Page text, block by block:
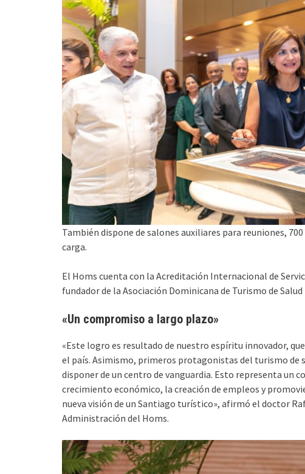
También dispone de salones auxiliares para reuniones,
carga.
El Homs cuenta con la Acreditación Internacional de
fundador de la Asociación Dominicana de Turismo de Salud
«Un compromiso a largo plazo»
«Este logro es resultado de nuestro espíritu innovador,
el país. Asimismo, primeros protagonistas del turismo de
disponer de un centro de vanguardia. Esto representa un
crecimiento económico, la creación de empleos y
nueva visión de un Santiago turístico», afirmó el doctor
Administración del Homs.